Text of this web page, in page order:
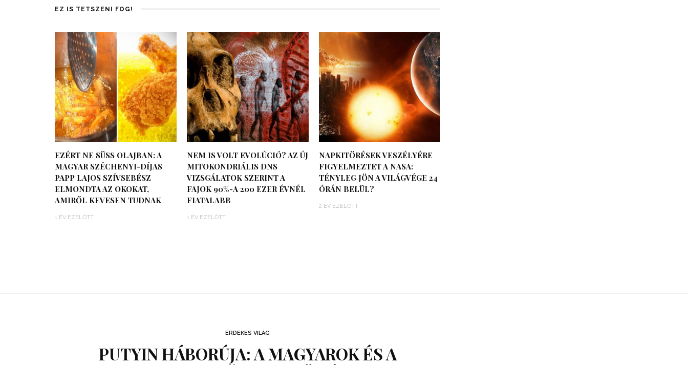
EZ IS TETSZENI FOG!
EZÉRT NE SÜSS OLAJBAN: A
MAGYAR SZÉCHENYI-DÍJAS
PAPP LAJOS SZÍVSEBÉSZ
ELMONDTA AZ OKOKAT,
AMIRŐL KEVESEN TUDNAK
1 ÉV EZELŐTT
NEM IS VOLT EVOLÚCIÓ? AZ ÚJ
MITOKONDRIÁLIS DNS
VIZSGÁLATOK SZERINT A
FAJOK 90%-A 200 EZER ÉVNÉL
FIATALABB
1 ÉV EZELŐTT
NAPKITÖRÉSEK VESZÉLYÉRE
FIGYELMEZTET A NASA:
TÉNYLEG JÖN A VILÁGVÉGE 24
ÓRÁN BELÜL?
2 ÉV EZELŐTT
ÉRDEKES VILÁG
PUTYIN HÁBORÚJA: A MAGYAROK ÉS A